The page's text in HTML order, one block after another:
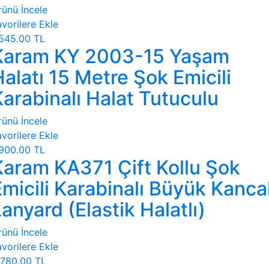
İncele
Ekle
TL
KY 2003-15 Yaşam
15 Metre Şok Emicili
Halat Tutuculu
İncele
Ekle
TL
KA371 Çift Kollu Şok
Karabinalı Büyük
(Elastik Halatlı)
İncele
Ekle
TL